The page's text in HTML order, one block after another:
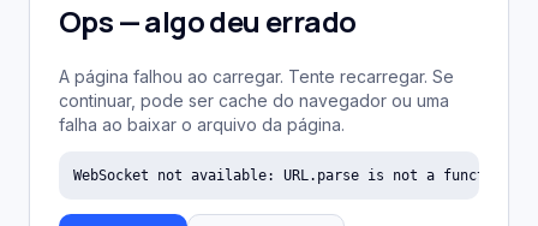
Ops — algo deu errado
A página falhou ao carregar. Tente recarregar. Se
continuar, pode ser cache do navegador ou uma
falha ao baixar o arquivo da página.
WebSocket not available: URL.parse is not a function